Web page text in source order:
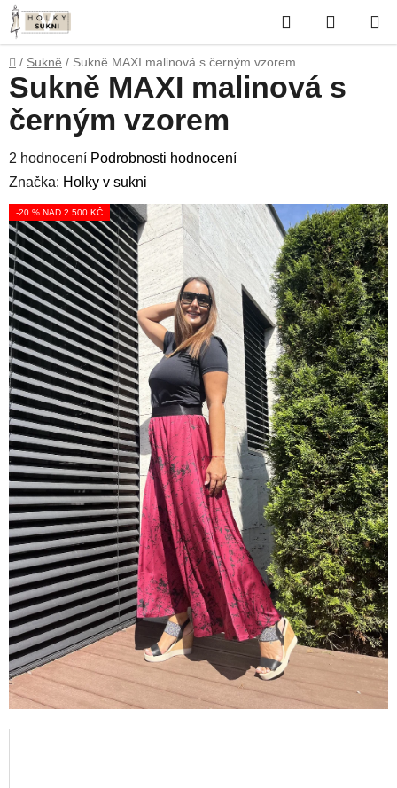
Přejít
na
obsah
Hledat
KOŠÍK
Domů
/ Sukně / Sukně MAXI malinová s černým vzorem
Sukně MAXI malinová s
černým vzorem
Průměrné
hodnocení
produktu
je
5,0
z
5
hvězdiček.
2 hodnocení Podrobnosti hodnocení
Značka: Holky v sukni
-20 % NAD 2 500 KČ